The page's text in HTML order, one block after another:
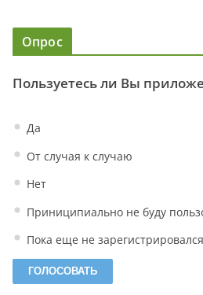
Опрос
Пользуетесь ли Вы
Да
От случая к случаю
Нет
Приниципиально не буду
Пока еще не